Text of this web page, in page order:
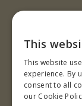
GPS
This
This website
experience. By
consent to all
our Cookie